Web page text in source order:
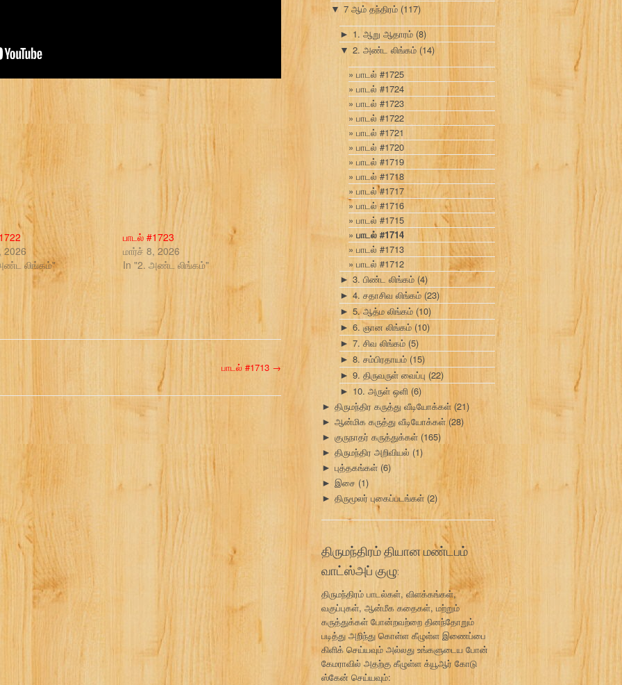
2026
லிங்கம்"
பாடல் #1723
மார்ச் 8, 2026
In "2. அண்ட லிங்கம்"
பாடல் #1713 →
▼ 7 ஆம் தந்திரம் (117)
► 1. ஆறு ஆதாரம் (8)
▼ 2. அண்ட லிங்கம் (14)
பாடல் #1725
பாடல் #1724
பாடல் #1723
பாடல் #1722
பாடல் #1721
பாடல் #1720
பாடல் #1719
பாடல் #1718
பாடல் #1717
பாடல் #1716
பாடல் #1715
பாடல் #1714
பாடல் #1713
பாடல் #1712
► 3. பிண்ட லிங்கம் (4)
► 4. சதாசிவ லிங்கம் (23)
► 5. ஆத்ம லிங்கம் (10)
► 6. ஞான லிங்கம் (10)
► 7. சிவ லிங்கம் (5)
► 8. சம்பிரதாயம் (15)
► 9. திருவருள் வைப்பு (22)
► 10. அருள் ஒளி (6)
► திருமந்திர கருத்து வீடியோக்கள் (21)
► ஆன்மிக கருத்து வீடியோக்கள்(28)
► குருநாதர் கருத்துக்கள் (165)
► திருமந்திர அறிவியல் (1)
► புத்தகங்கள் (6)
► இசை (1)
► திருமூலர் புகைப்படங்கள் (2)
திருமந்திரம் தியான மண்டபம்
வாட்ஸ்அப் குழு:
திருமந்திரம் பாடல்கள், விளக்கங்கள்,
வகுப்புகள், ஆன்மீக கதைகள், மற்றும்
கருத்துக்கள் போன்றவற்றை தினந்தோறும்
படித்து அறிந்து கொள்ள கீழுள்ள இணைப்பை
கிளிக் செய்யவும் அல்லது உங்களுடைய போன்
கேமராவில் அதற்கு கீழுள்ள க்யூஆர் கோடு
ஸ்கேன் செய்யவும்: